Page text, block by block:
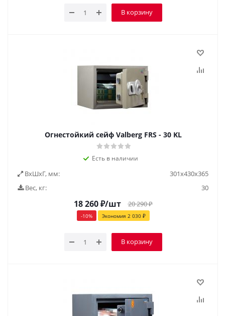
В корзину
Огнестойкий сейф Valberg FRS - 30 KL
Есть в наличии
ВxШxГ, мм:
301х430х365
Вес, кг:
30
18 260₽/шт 20 290₽
-10% Экономия 2 030₽
В корзину